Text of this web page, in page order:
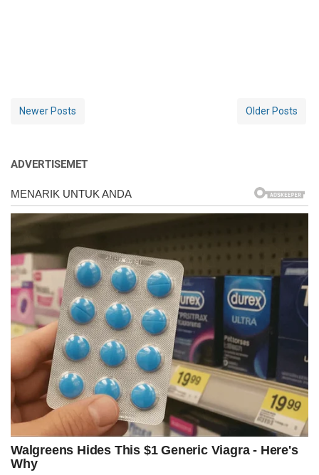
Newer Posts Older Posts
ADVERTISEMET